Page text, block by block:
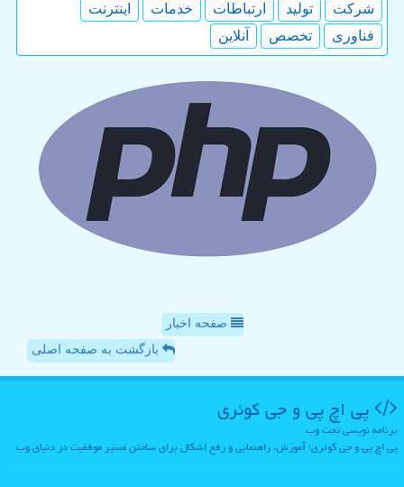
شركت تولید ارتباطات خدمات
اینترنت
فناوری
تخصص آنلاین
صفحه اخبار
بازگشت به صفحه اصلی
پی اچ پی و جی كوئری
برنامه نویسی تحت وب
پی اچ پی و جی کوئری؛ آموزش، راهنمایی و رفع اشکال برای ساختن مسیر موفقیت در دنیای وب